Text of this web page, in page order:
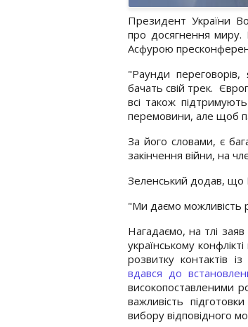
Президент України
про досягнення миру.
Асфурою
"Раунди
бачать свій трек.
всі також
перемовини, але щоб
За його словами, є
закінчення війни, на
Зеленський додав, що
"Ми даємо можливість
Нагадаємо, на тлі
українському
розвитку контактів
вдався до
високопоставленими
важливість
вибору відповідного